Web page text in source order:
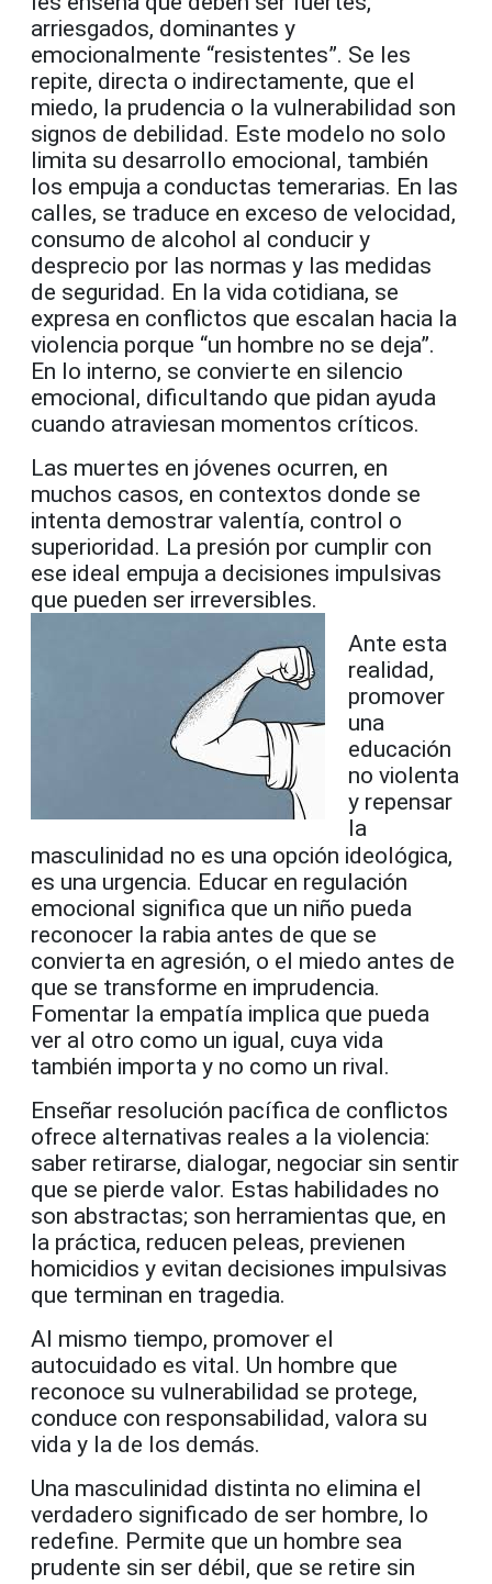
arriesgados, dominantes y
emocionalmente “resistentes”. Se les
repite, directa o indirectamente, que el
miedo, la prudencia o la vulnerabilidad son
signos de debilidad. Este modelo no solo
limita su desarrollo emocional, también
los empuja a conductas temerarias. En las
calles, se traduce en exceso de velocidad,
consumo de alcohol al conducir y
desprecio por las normas y las medidas
de seguridad. En la vida cotidiana, se
expresa en conflictos que escalan hacia la
violencia porque “un hombre no se deja”.
En lo interno, se convierte en silencio
emocional, dificultando que pidan ayuda
cuando atraviesan momentos críticos.
Las muertes en jóvenes ocurren, en
muchos casos, en contextos donde se
intenta demostrar valentía, control o
superioridad. La presión por cumplir con
ese ideal empuja a decisiones impulsivas
que pueden ser irreversibles.
Ante esta
realidad,
promover
una
educación
no violenta
y repensar
la
masculinidad no es una opción ideológica,
es una urgencia. Educar en regulación
emocional significa que un niño pueda
reconocer la rabia antes de que se
convierta en agresión, o el miedo antes de
que se transforme en imprudencia.
Fomentar la empatía implica que pueda
ver al otro como un igual, cuya vida
también importa y no como un rival.
Enseñar resolución pacífica de conflictos
ofrece alternativas reales a la violencia:
saber retirarse, dialogar, negociar sin sentir
que se pierde valor. Estas habilidades no
son abstractas; son herramientas que, en
la práctica, reducen peleas, previenen
homicidios y evitan decisiones impulsivas
que terminan en tragedia.
Al mismo tiempo, promover el
autocuidado es vital. Un hombre que
reconoce su vulnerabilidad se protege,
conduce con responsabilidad, valora su
vida y la de los demás.
Una masculinidad distinta no elimina el
verdadero significado de ser hombre, lo
redefine. Permite que un hombre sea
prudente sin ser débil, que se retire sin